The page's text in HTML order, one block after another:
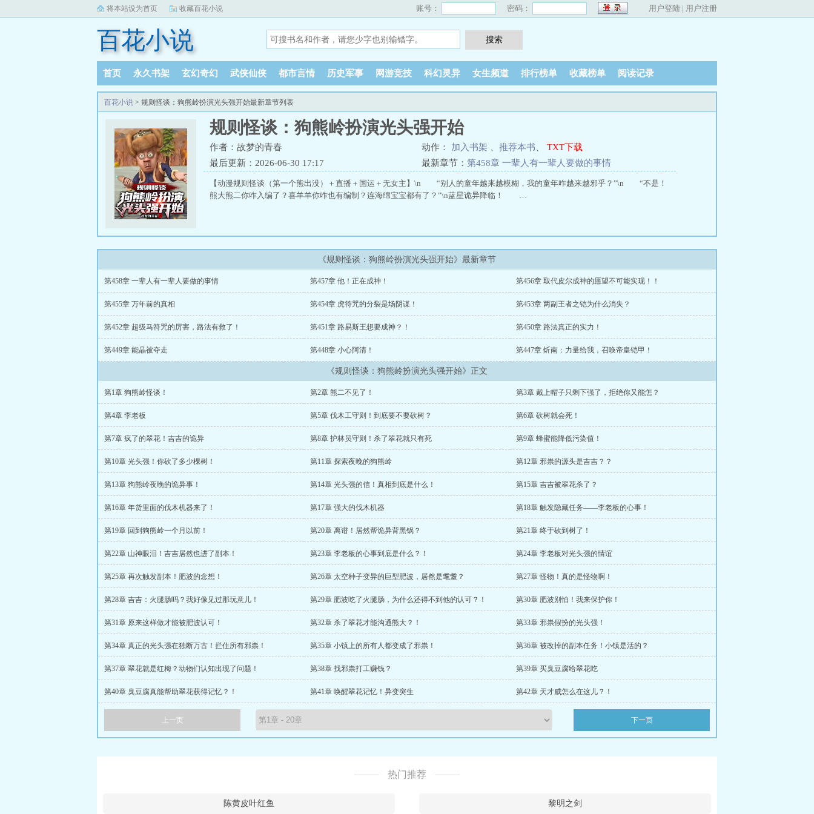
将本站设为首页 收藏百花小说 账号： 密码： 用户登陆 | 用户注册
百花小说
首页 永久书架 玄幻奇幻 武侠仙侠 都市言情 历史军事 网游竞技 科幻灵异 女生频道 排行榜单 收藏榜单 阅读记录
百花小说 > 规则怪谈：狗熊岭扮演光头强开始最新章节列表
规则怪谈：狗熊岭扮演光头强开始
作者：故梦的青春 动作： 加入书架 推荐本书
TXT下载
最后更新：2026-06-30 17:17
最新章节： 第458章 一辈人有一辈人要做的事情
【动漫规则怪谈（第一个熊出没）＋直播＋国运＋无女主】\n “别人的童年越来越模糊，我的童年咋越来越邪乎？”\n “不是！
熊大熊二你咋入编了？喜羊羊你咋也有编制？连海绵宝宝都有了？”\n蓝星诡异降临！ …
《规则怪谈：狗熊岭扮演光头强开始》最新章节
第458章 一辈人有一辈人要做的事情 第457章 他！正在成神！ 第456章 取代皮尔成神的愿望不可能实现！！
第455章 万年前的真相 第454章 虎符咒的分裂是场阴谋！ 第453章 两副王者之铠为什么消失？
第452章 超级马符咒的厉害，路法有救了！ 第451章 路易斯王想要成神？！ 第450章 路法真正的实力！
第449章 能晶被夺走 第448章 小心阿清！ 第447章 炘南：力量给我，召唤帝皇铠甲！
《规则怪谈：狗熊岭扮演光头强开始》正文
第1章 狗熊岭怪谈！ 第2章 熊二不见了！ 第3章 戴上帽子只剩下强了，拒绝你又能怎？
第4章 李老板 第5章 伐木工守则！到底要不要砍树？ 第6章 砍树就会死！
第7章 疯了的翠花！吉吉的诡异 第8章 护林员守则！杀了翠花就只有死 第9章 蜂蜜能降低污染值！
第10章 光头强！你砍了多少棵树！ 第11章 探索夜晚的狗熊岭 第12章 邪祟的源头是吉吉？？
第13章 狗熊岭夜晚的诡异事！ 第14章 光头强的信！真相到底是什么！ 第15章 吉吉被翠花杀了？
第16章 年货里面的伐木机器来了！ 第17章 强大的伐木机器 第18章 触发隐藏任务——李老板的心事！
第19章 回到狗熊岭一个月以前！ 第20章 离谱！居然帮诡异背黑锅？ 第21章 终于砍到树了！
第22章 山神眼泪！吉吉居然也进了副本！ 第23章 李老板的心事到底是什么？！ 第24章 李老板对光头强的情谊
第25章 再次触发副本！肥波的念想！ 第26章 太空种子变异的巨型肥波，居然是耄耋？ 第27章 怪物！真的是怪物啊！
第28章 吉吉：火腿肠吗？我好像见过那玩意儿！ 第29章 肥波吃了火腿肠，为什么还得不到他的认可？！ 第30章 肥波别怕！我来保护你！
第31章 原来这样做才能被肥波认可！ 第32章 杀了翠花才能沟通熊大？！ 第33章 邪祟假扮的光头强！
第34章 真正的光头强在独断万古！拦住所有邪祟！ 第35章 小镇上的所有人都变成了邪祟！ 第36章 被改掉的副本任务！小镇是活的？
第37章 翠花就是红梅？动物们认知出现了问题！ 第38章 找邪祟打工赚钱？ 第39章 买臭豆腐给翠花吃
第40章 臭豆腐真能帮助翠花获得记忆？！ 第41章 唤醒翠花记忆！异变突生 第42章 天才威怎么在这儿？！
上一页 下一页
热门推荐
陈黄皮叶红鱼 黎明之剑